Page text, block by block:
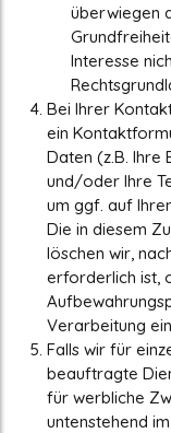
überwiegen
Interesse
Bei Ihrer
ein
Daten (z.B. Ihre
und/oder Ihre
um ggf. auf
Die in diesem
löschen wir,
erforderlich ist,
Verarbeitung
Falls wir für
beauftragte
für werbliche
untenstehend